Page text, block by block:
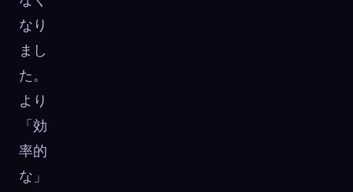
なり
まし
た。
より
「効
率的
な」